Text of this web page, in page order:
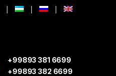
+99893 381 6699
+99893 382 6699